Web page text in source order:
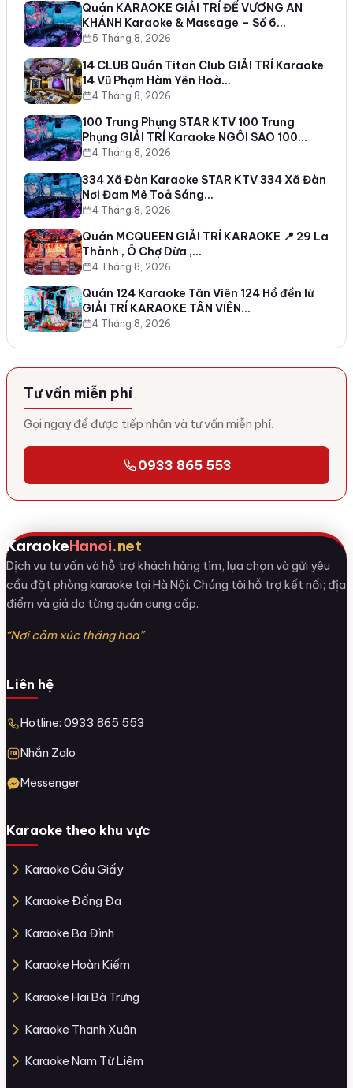
Quán KARAOKE GIẢI TRÍ ĐẾ VƯƠNG AN
KHÁNH Karaoke & Massage – Số 6…
5 Tháng 8, 2026
14 CLUB Quán Titan Club GIẢI TRÍ Karaoke
14 Vũ Phạm Hàm Yên Hoà…
4 Tháng 8, 2026
100 Trung Phụng STAR KTV 100 Trung
Phụng GIẢI TRÍ Karaoke NGÔI SAO 100…
4 Tháng 8, 2026
334 Xã Đàn Karaoke STAR KTV 334 Xã Đàn
Nơi Đam Mê Toả Sáng…
4 Tháng 8, 2026
Quán MCQUEEN GIẢI TRÍ KARAOKE 📍 29 La
Thành , Ô Chợ Dừa ,…
4 Tháng 8, 2026
Quán 124 Karaoke Tân Viên 124 Hồ đền lừ
GIẢI TRÍ KARAOKE TÂN VIÊN…
4 Tháng 8, 2026
Tư vấn miễn phí
Gọi ngay để được tiếp nhận và tư vấn miễn phí.
0933 865 553
KaraokeHanoi.net
Dịch vụ tư vấn và hỗ trợ khách hàng tìm, lựa chọn và gửi yêu
cầu đặt phòng karaoke tại Hà Nội. Chúng tôi hỗ trợ kết nối; địa
điểm và giá do từng quán cung cấp.
“Nơi cảm xúc thăng hoa”
Liên hệ
Hotline: 0933 865 553
Nhắn Zalo
Messenger
Karaoke theo khu vực
Karaoke Cầu Giấy
Karaoke Đống Đa
Karaoke Ba Đình
Karaoke Hoàn Kiếm
Karaoke Hai Bà Trưng
Karaoke Thanh Xuân
Karaoke Nam Từ Liêm